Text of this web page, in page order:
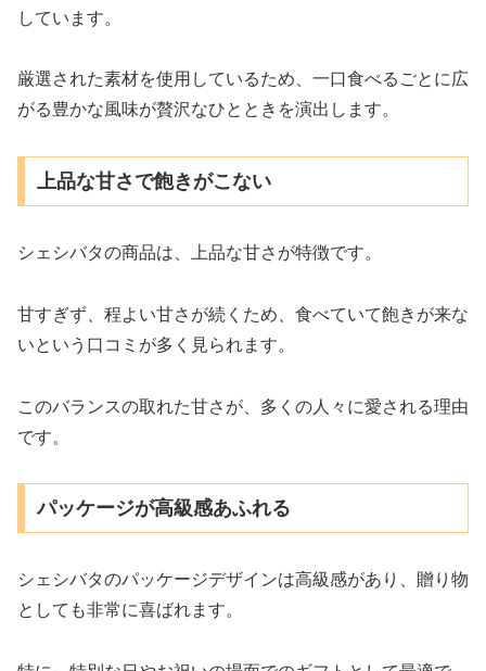
しています。
厳選された素材を使用しているため、一口食べるごとに広
がる豊かな風味が贅沢なひとときを演出します。
上品な甘さで飽きがこない
シェシバタの商品は、上品な甘さが特徴です。
甘すぎず、程よい甘さが続くため、食べていて飽きが来な
いという口コミが多く見られます。
このバランスの取れた甘さが、多くの人々に愛される理由
です。
パッケージが高級感あふれる
シェシバタのパッケージデザインは高級感があり、贈り物
としても非常に喜ばれます。